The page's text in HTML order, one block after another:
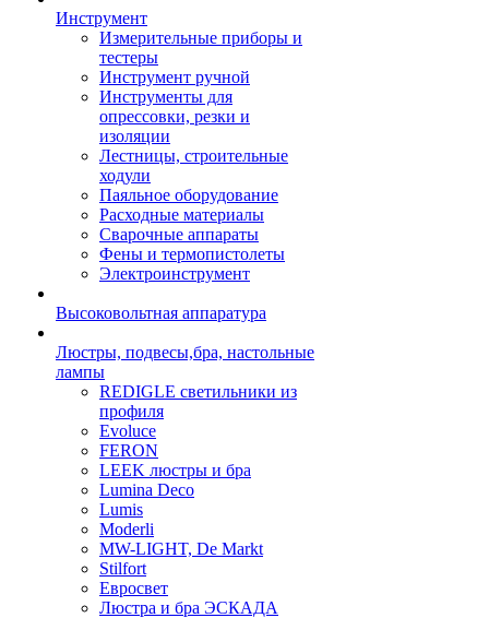
Инструмент
Измерительные приборы и
тестеры
Инструмент ручной
Инструменты для
опрессовки, резки и
изоляции
Лестницы, строительные
ходули
Паяльное оборудование
Расходные материалы
Сварочные аппараты
Фены и термопистолеты
Электроинструмент
Высоковольтная аппаратура
Люстры, подвесы,бра, настольные
лампы
REDIGLE светильники из
профиля
Evoluce
FERON
LEEK люстры и бра
Lumina Deco
Lumis
Moderli
MW-LIGHT, De Markt
Stilfort
Евросвет
Люстра и бра ЭСКАДА